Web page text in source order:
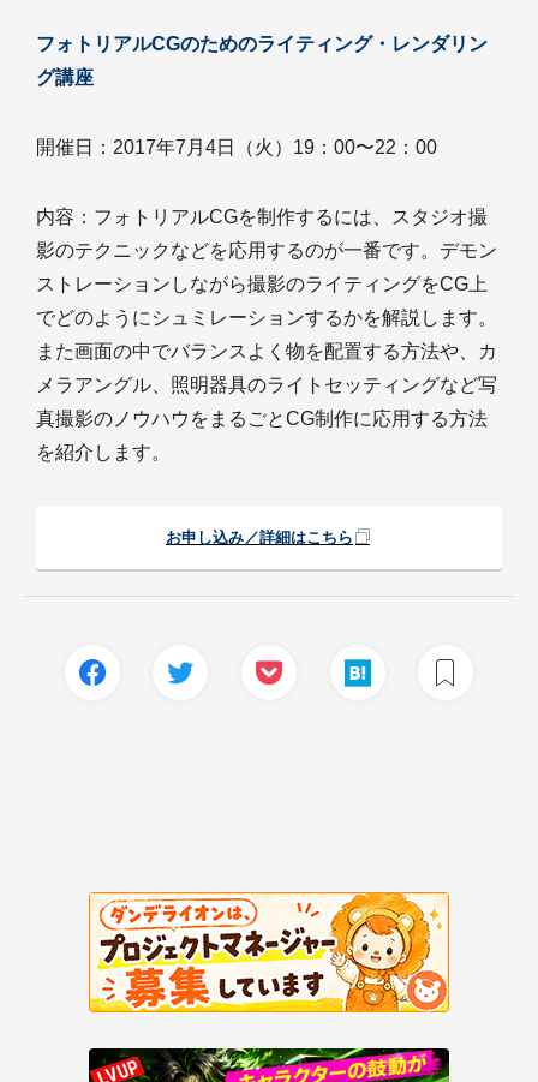
フォトリアルCGのためのライティング・レンダリン
グ講座
開催日：2017年7月4日（火）19：00〜22：00
内容：フォトリアルCGを制作するには、スタジオ撮
影のテクニックなどを応用するのが一番です。デモン
ストレーションしながら撮影のライティングをCG上
でどのようにシュミレーションするかを解説します。
また画面の中でバランスよく物を配置する方法や、カ
メラアングル、照明器具のライトセッティングなど写
真撮影のノウハウをまるごとCG制作に応用する方法
を紹介します。
お申し込み／詳細はこちら